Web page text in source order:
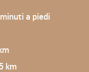
a piedi
km